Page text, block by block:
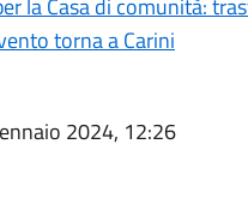
la Casa di comunità:
torna a Carini
2024, 12:26